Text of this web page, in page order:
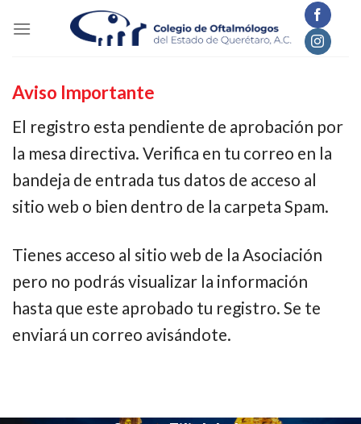
Aviso Importante
El registro esta pendiente de aprobación por
la mesa directiva. Verifica en tu correo en la
bandeja de entrada tus datos de acceso al
sitio web o bien dentro de la carpeta Spam.
Tienes acceso al sitio web de la Asociación
pero no podrás visualizar la información
hasta que este aprobado tu registro. Se te
enviará un correo avisándote.